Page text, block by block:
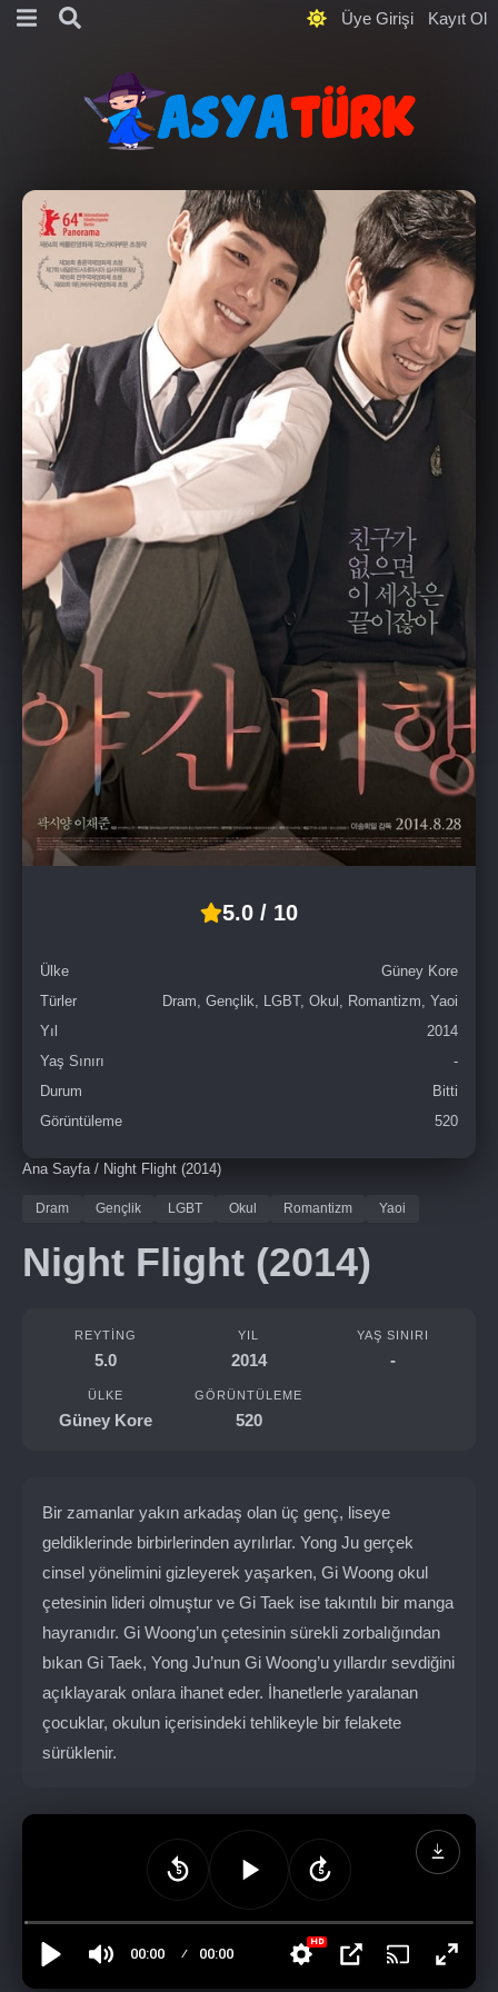
Üye Girişi Kayıt Ol
5.0 / 10
Ülke
Güney Kore
Türler
Dram, Gençlik, LGBT, Okul, Romantizm, Yaoi
Yıl
2014
Yaş Sınırı
-
Durum
Bitti
Görüntüleme
520
Ana Sayfa / Night Flight (2014)
Dram Gençlik LGBT Okul Romantizm Yaoi
Night Flight (2014)
REYTING
5.0
YIL
2014
YAŞ SINIRI
-
ÜLKE
Güney Kore
GÖRÜNTÜLEME
520
Bir zamanlar yakın arkadaş olan üç genç, liseye
geldiklerinde birbirlerinden ayrılırlar. Yong Ju gerçek
cinsel yönelimini gizleyerek yaşarken, Gi Woong okul
çetesinin lideri olmuştur ve Gi Taek ise takıntılı bir manga
hayranıdır. Gi Woong’un çetesinin sürekli zorbalığından
bıkan Gi Taek, Yong Ju’nun Gi Woong’u yıllardır sevdiğini
açıklayarak onlara ihanet eder. İhanetlerle yaralanan
çocuklar, okulun içerisindeki tehlikeyle bir felakete
sürüklenir.